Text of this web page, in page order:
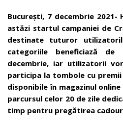
București, 7 decembrie 2021-
astăzi startul campaniei de
destinate tuturor
categoriile beneficiază
decembrie, iar utilizatorii
participa la tombole cu premii
disponibile în magazinul online
parcursul celor 20 de zile
timp pentru pregătirea